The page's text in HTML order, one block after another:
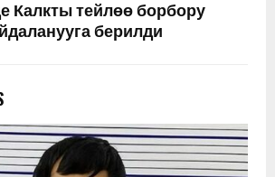
Калкты тейлөө борбору
берилди